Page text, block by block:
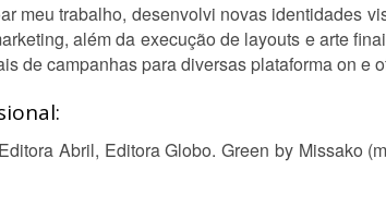
meu trabalho, desenvolvi novas identidades
além da execução de layouts e arte
de campanhas para diversas plataforma on e
Abril, Editora Globo. Green by Missako